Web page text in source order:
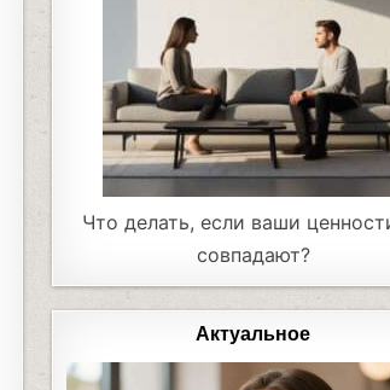
Что делать, если ваши
совпадают?
Актуальное